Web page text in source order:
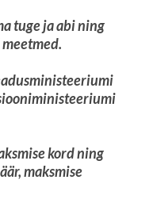
tugejaabining
kordning
maksmise